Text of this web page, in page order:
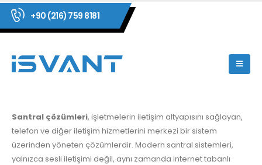
+90 (216) 759 8181
Santral çözümleri, işletmelerin iletişim altyapısını sağlayan,
telefon ve diğer iletişim hizmetlerini merkezi bir sistem
üzerinden yöneten çözümlerdir. Modern santral sistemleri,
yalnızca sesli iletişimi değil, aynı zamanda internet tabanlı